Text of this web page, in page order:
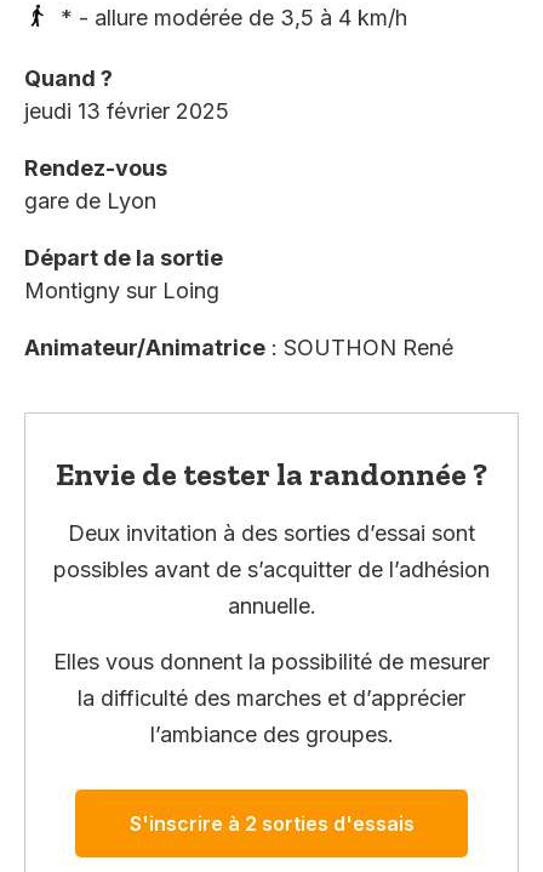
* - allure modérée de 3,5 à 4 km/h
Quand ?
jeudi 13 février 2025
Rendez-vous
gare de Lyon
Départ de la sortie
Montigny sur Loing
Animateur/Animatrice : SOUTHON René
Envie de tester la randonnée ?
Deux invitation à des sorties d’essai sont
possibles avant de s’acquitter de l’adhésion
annuelle.
Elles vous donnent la possibilité de mesurer
la difficulté des marches et d’apprécier
l’ambiance des groupes.
S'inscrire à 2 sorties d'essais